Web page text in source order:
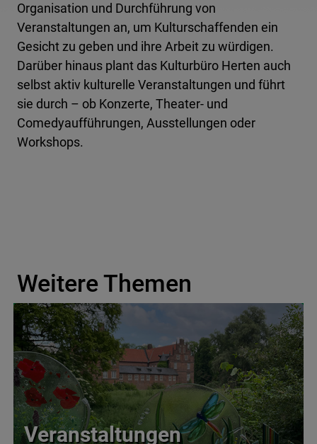
Organisation und Durchführung von
Veranstaltungen an, um Kulturschaffenden ein
Gesicht zu geben und ihre Arbeit zu würdigen.
Darüber hinaus plant das Kulturbüro Herten auch
selbst aktiv kulturelle Veranstaltungen und führt
sie durch – ob Konzerte, Theater- und
Comedyaufführungen, Ausstellungen oder
Workshops.
Weitere Themen
Veranstaltungen